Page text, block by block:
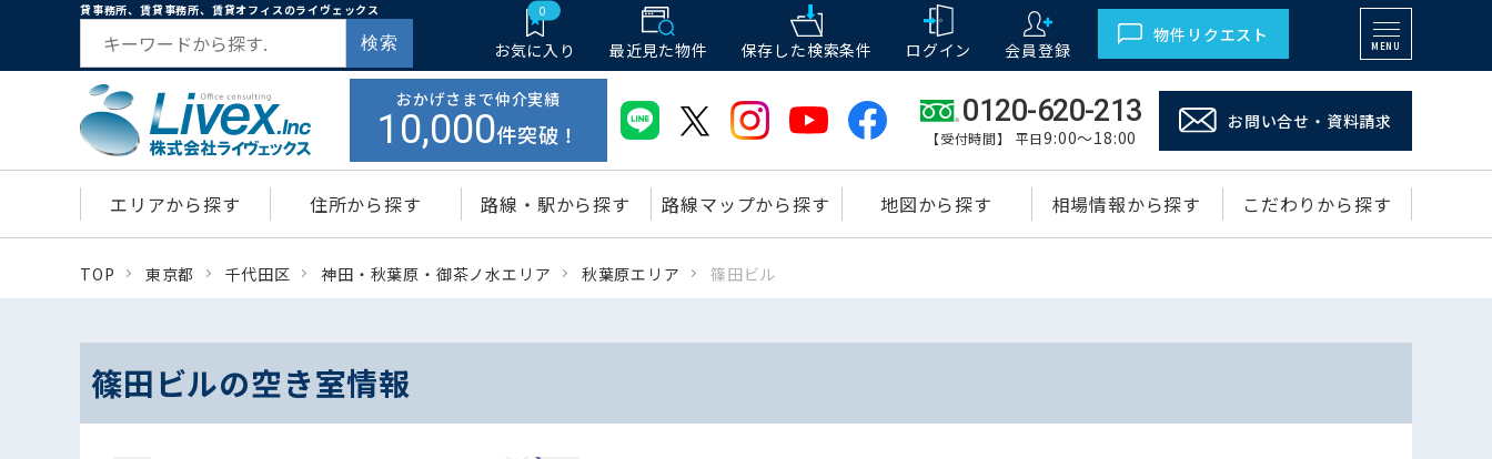
貸事務所、賃貸事務所、賃貸オフィスのライヴェックス
検索
0
お気に入り 最近見た物件 保存した検索条件 ログイン 会員登録
物件リクエスト
MENU
おかげさまで仲介実績
10,000件突破！
0120-620-213
【受付時間】 平日9:00～18:00
お問い合せ・資料請求
エリアから探す 住所から探す 路線・駅から探す 路線マップから探す 地図から探す 相場情報から探す こだわりから探す
TOP 東京都 千代田区 神田・秋葉原・御茶ノ水エリア 秋葉原エリア 篠田ビル
篠田ビルの空き室情報